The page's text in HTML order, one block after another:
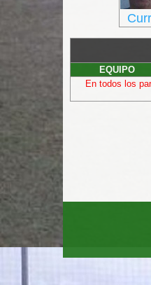
EQUIPO
En todos los